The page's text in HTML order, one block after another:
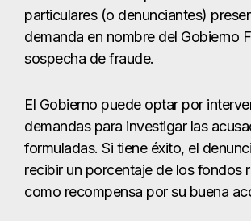
particulares (o denunciantes)
demanda en nombre del Gobierno
sospecha de fraude.
El Gobierno puede optar por
demandas para investigar las
formuladas. Si tiene éxito, el
recibir un porcentaje de los fondos
como recompensa por su buena